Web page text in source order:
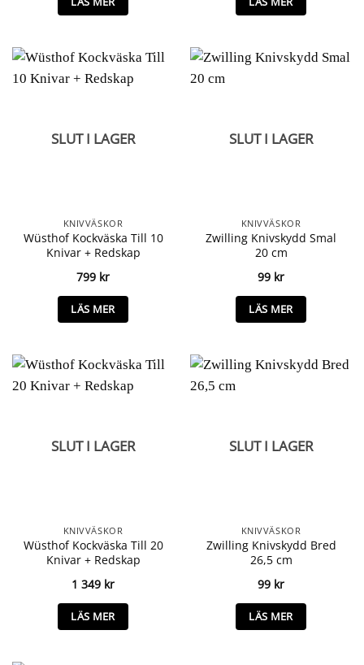
SLUT I LAGER
KNIVVÄSKOR
Wüsthof Kockväska Till 10
Knivar + Redskap
799 kr
LÄS MER
SLUT I LAGER
KNIVVÄSKOR
Zwilling Knivskydd Smal
20 cm
99 kr
LÄS MER
SLUT I LAGER
KNIVVÄSKOR
Wüsthof Kockväska Till 20
Knivar + Redskap
1 349 kr
LÄS MER
SLUT I LAGER
KNIVVÄSKOR
Zwilling Knivskydd Bred
26,5 cm
99 kr
LÄS MER